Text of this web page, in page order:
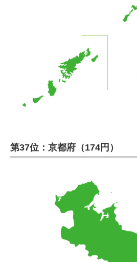
第37位：京都府（174円）